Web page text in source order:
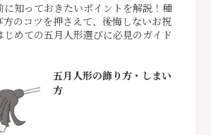
に知っておきたいポイントを解説！種
のコツを押さえて、後悔しないお祝
じめての五月人形選びに必見のガイド
五月人形の飾り方・しまい
方